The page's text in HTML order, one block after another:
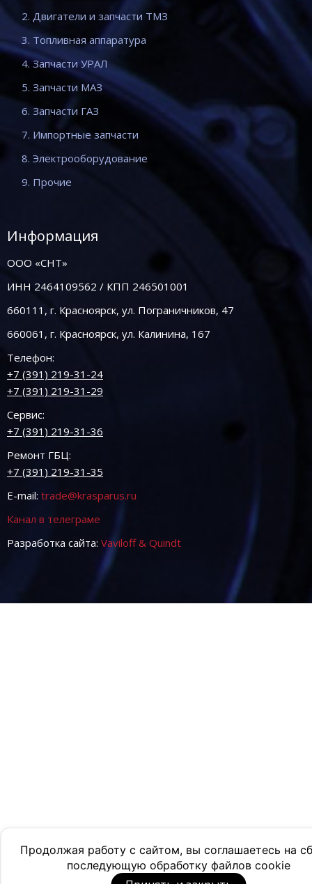
Продолжая работу с сайтом, вы соглашаетесь на
последующую обработку файлов cookie
2. Двигатели и запчасти ТМЗ
3. Топливная аппаратура
4. Запчасти УРАЛ
5. Запчасти МАЗ
6. Запчасти ГАЗ
7. Импортные запчасти
8. Электрооборудование
9. Прочие
Информация
ООО «СНТ»
ИНН 2464109562 / КПП 246501001
660111, г. Красноярск, ул. Пограничников, 47
660061, г. Красноярск, ул. Калинина, 167
Телефон:
+7 (391) 219-31-24
+7 (391) 219-31-29
Сервис:
+7 (391) 219-31-36
Ремонт ГБЦ:
+7 (391) 219-31-35
E-mail: trade@krasparus.ru
Канал в телеграме
Разработка сайта: Vaviloff & Quindt